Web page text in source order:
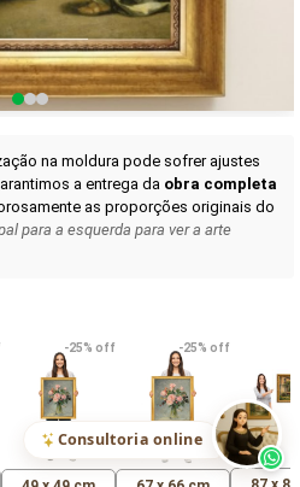
em nossos vídeos nas redes
VER DETALHES
Narciso- caravaggio
R$ 365,92
VER
Maria
uma Rosa
R$ 365,92
Consultoria online
na moldura pode sofrer ajustes
a entrega da obra completa
as proporções originais do
para a esquerda para ver a arte
-25% off -25% off